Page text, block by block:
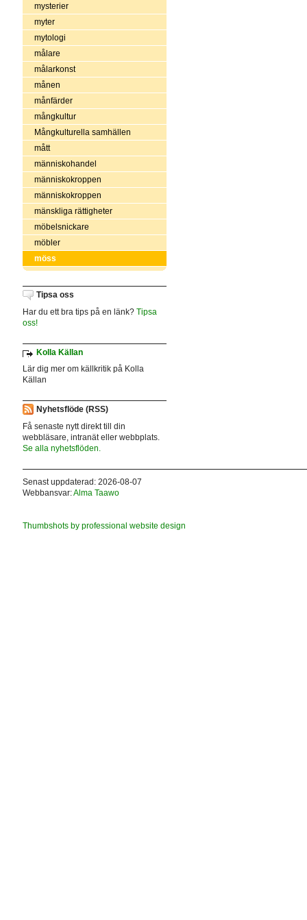
mysterier
myter
mytologi
målare
målarkonst
månen
månfärder
mångkultur
Mångkulturella samhällen
mått
människohandel
människokroppen
människokroppen
mänskliga rättigheter
möbelsnickare
möbler
möss
Tipsa oss
Har du ett bra tips på en länk? Tipsa
oss!
Kolla Källan
Lär dig mer om källkritik på Kolla
Källan
Nyhetsflöde (RSS)
Få senaste nytt direkt till din
webbläsare, intranät eller webbplats.
Se alla nyhetsflöden.
Senast uppdaterad: 2026-08-07
Webbansvar:Alma Taawo
Thumbshots by professional website design